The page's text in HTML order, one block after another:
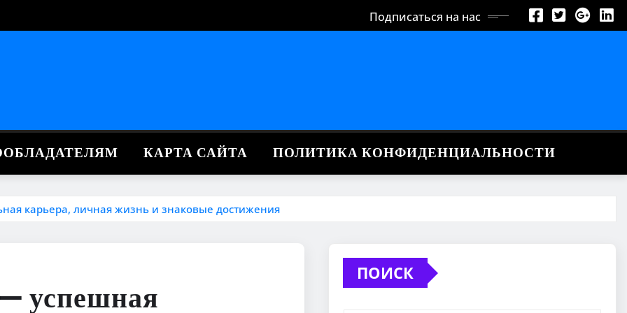
Подписаться на нас
КАРТА САЙТА ПОЛИТИКА КОНФИДЕНЦИАЛЬНОСТИ
карьера, личная жизнь и знаковые достижения
успешная
ПОИСК